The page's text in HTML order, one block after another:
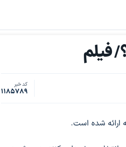
فیلم
کد خبر
1185789
ارائه شده است.